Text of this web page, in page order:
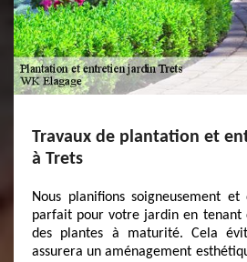
Travaux de plantation et
à Trets
Nous planifions soigneusement et
parfait pour votre jardin en tenant
des plantes à maturité. Cela
assurera un aménagement